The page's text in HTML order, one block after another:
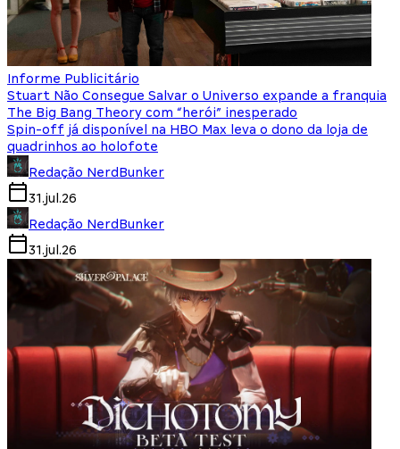
Informe Publicitário
Stuart Não Consegue Salvar o Universo expande a franquia
The Big Bang Theory com “herói” inesperado
Spin-off já disponível na HBO Max leva o dono da loja de
quadrinhos ao holofote
Redação NerdBunker
31.jul.26
Redação NerdBunker
31.jul.26